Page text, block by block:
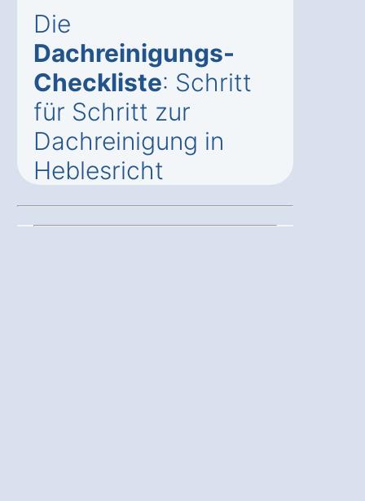
Die
Dachreinigungs-
Checkliste: Schritt
für Schritt zur
Dachreinigung in
Heblesricht